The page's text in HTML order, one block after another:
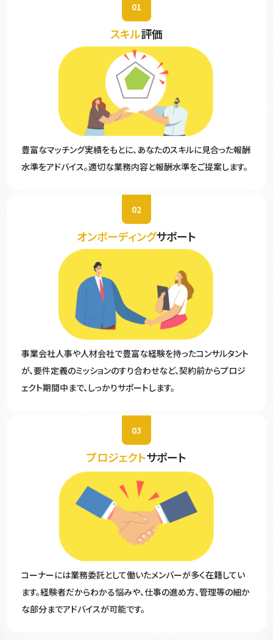
01
スキル評価
豊富なマッチング実績をもとに、あなたのスキルに見合った報酬
水準をアドバイス。適切な業務内容と報酬水準をご提案します。
02
オンボーディングサポート
事業会社人事や人材会社で豊富な経験を持ったコンサルタント
が、要件定義のミッションのすり合わせなど、契約前からプロジ
ェクト期間中まで、しっかりサポートします。
03
プロジェクトサポート
コーナーには業務委託として働いたメンバーが多く在籍してい
ます。経験者だからわかる悩みや、仕事の進め方、管理等の細か
な部分までアドバイスが可能です。